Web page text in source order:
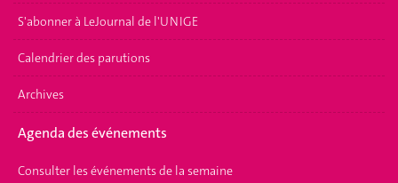
S'abonner à LeJournal de l'UNIGE
Calendrier des parutions
Archives
Agenda des événements
Consulter les événements de la semaine